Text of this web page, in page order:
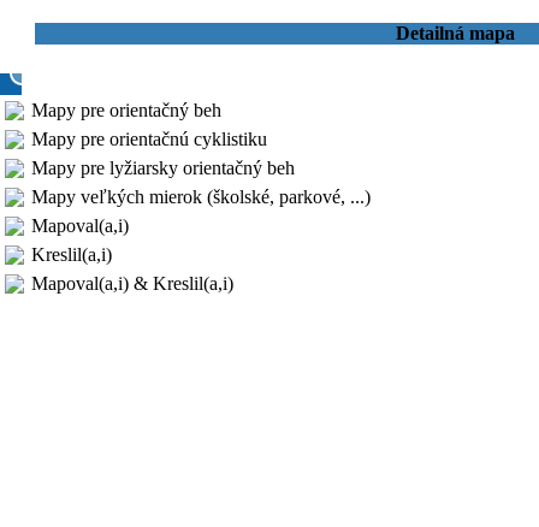
Detailná mapa
Mapy pre orientačný beh
Mapy pre orientačnú cyklistiku
Mapy pre lyžiarsky orientačný beh
Mapy veľkých mierok (školské, parkové, ...)
Mapoval(a,i)
Kreslil(a,i)
Mapoval(a,i) & Kreslil(a,i)